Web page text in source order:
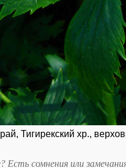
Тигирекский хр.,
сомнения или